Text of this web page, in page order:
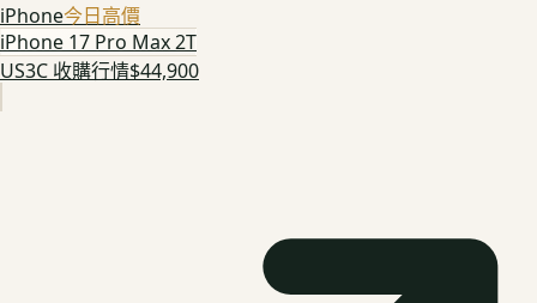
iPhone今日高價
iPhone 17 Pro Max 2T
US3C 收購行情$44,900